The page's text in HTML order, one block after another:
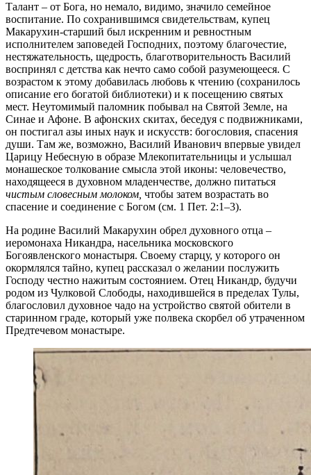
Талант – от Бога, но немало, видимо, значило семейное
воспитание. По сохранившимся свидетельствам, купец
Макарухин-старший был искренним и ревностным
исполнителем заповедей Господних, поэтому благочестие,
нестяжательность, щедрость, благотворительность Василий
воспринял с детства как нечто само собой разумеющееся. С
возрастом к этому добавилась любовь к чтению (сохранилось
описание его богатой библиотеки) и к посещению святых
мест. Неутомимый паломник побывал на Святой Земле, на
Синае и Афоне. В афонских скитах, беседуя с подвижниками,
он постигал азы иных наук и искусств: богословия, спасения
души. Там же, возможно, Василий Иванович впервые увидел
Царицу Небесную в образе Млекопитательницы и услышал
монашеское толкование смысла этой иконы: человечество,
находящееся в духовном младенчестве, должно питаться
чистым словесным молоком, чтобы затем возрастать во
спасение и соединение с Богом (см. 1 Пет. 2:1–3).
На родине Василий Макарухин обрел духовного отца –
иеромонаха Никандра, насельника московского
Богоявленского монастыря. Своему старцу, у которого он
окормлялся тайно, купец рассказал о желании послужить
Господу честно нажитым состоянием. Отец Никандр, будучи
родом из Чулковой Слободы, находившейся в пределах Тулы,
благословил духовное чадо на устройство святой обители в
старинном граде, который уже полвека скорбел об утраченном
Предтечевом монастыре.